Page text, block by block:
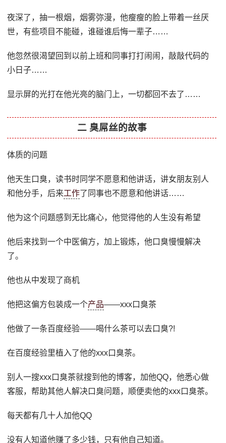
夜深了，抽一根烟，烟雾弥漫，他瘦瘦的脸上带着一丝厌
世，有些项目不能碰，谁碰谁后悔一辈子……
他忽然很渴望回到以前上班和同事打打闹闹，敲敲代码的
小日子……
显示屏的光打在他光亮的脑门上，一切都回不去了……
二 臭屌丝的故事
体质的问题
他天生口臭，读书时同学不愿意和他讲话，讲女朋友别人
和他分手，后来工作了同事也不愿意和他讲话……
他为这个问题感到无比痛心，他觉得他的人生没有希望
他后来找到一个中医偏方，加上锻炼，他口臭慢慢解决
了。
他也从中发现了商机
他把这偏方包装成一个产品——xxx口臭茶
他做了一条百度经验——喝什么茶可以去口臭?!
在百度经验里植入了他的xxx口臭茶。
别人一搜xxx口臭茶就搜到他的博客，加他QQ，他悉心做
客服，帮助其他人解决口臭问题，顺便卖他的xxx口臭茶。
每天都有几十人加他QQ
没有人知道他赚了多少钱，只有他自己知道。